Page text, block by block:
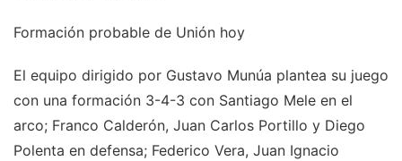
Formación probable de Unión hoy
El equipo dirigido por Gustavo Munúa plantea su juego
con una formación 3-4-3 con Santiago Mele en el
arco; Franco Calderón, Juan Carlos Portillo y Diego
Polenta en defensa; Federico Vera, Juan Ignacio